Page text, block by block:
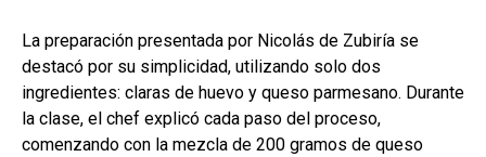
La preparación presentada por Nicolás de Zubiría se
destacó por su simplicidad, utilizando solo dos
ingredientes: claras de huevo y queso parmesano. Durante
la clase, el chef explicó cada paso del proceso,
comenzando con la mezcla de 200 gramos de queso